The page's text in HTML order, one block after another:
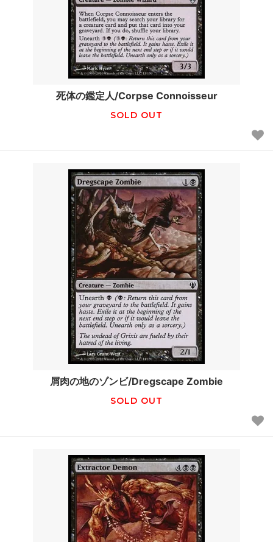
死体の鑑定人/Corpse Connoisseur
SOLD OUT
屑肉の地のゾンビ/Dregscape Zombie
SOLD OUT